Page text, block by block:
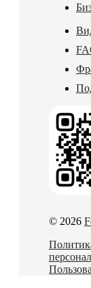
© 2026